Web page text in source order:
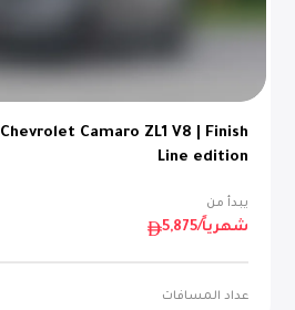
Chevrolet Camaro ZL1 V8 | Finish
Line edition
يبدأ من
5,875 /شهرياً
عداد المسافات